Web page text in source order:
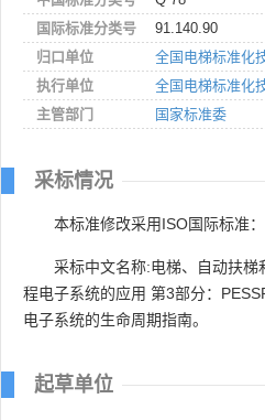
国际标准分类号
91.140.90
归口单位
全国电梯标准化
执行单位
全国电梯标准化
主管部门
国家标准委
采标情况
本标准修改采用ISO国际标准
采标中文名称:电梯、自动扶
程电子系统的应用 第3部分：
电子系统的生命周期指南。
起草单位